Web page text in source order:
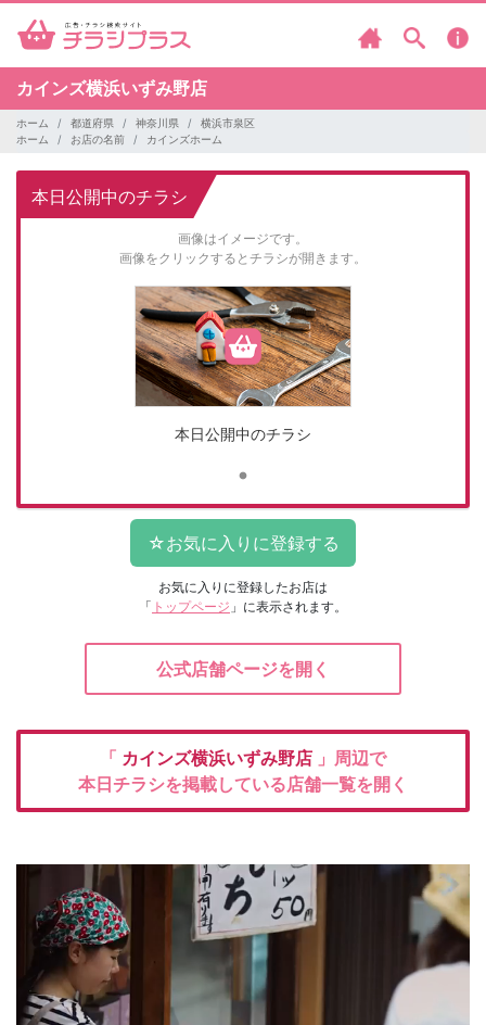
カインズ横浜いずみ野店
ホーム 都道府県 神奈川県
横浜市泉区
ホーム
お店の名前 カインズホーム
本日公開中のチラシ
画像はイメージです。
画像をクリックするとチラシが開きます。
本日公開中のチラシ
お気に入りに登録したお店は
「 トップページ 」に表示されます。
公式店舗ページを開く
「 カインズ横浜いずみ野店 」周辺で
本日チラシを掲載している店舗一覧を開く